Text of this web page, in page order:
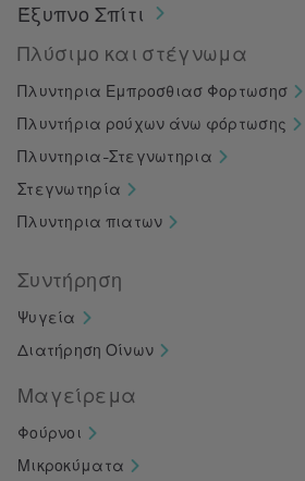
Έξυπνο Σπίτι
Πλύσιμο και στέγνωμα
Πλυντηρια Εμπροσθιασ Φορτωσησ
Πλυντήρια ρούχων άνω φόρτωσης
Πλυντηρια-Στεγνωτηρια
Στεγνωτηρία
Πλυντηρια πιατων
Συντήρηση
Ψυγεία
Διατήρηση Οίνων
Μαγείρεμα
Φούρνοι
Μικροκύματα